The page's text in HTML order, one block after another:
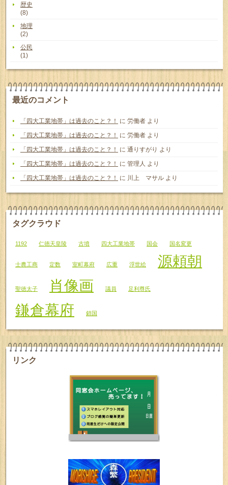
歴史
(8)
地理
(2)
公民
(1)
最近のコメント
「四大工業地帯」は過去のこと？！ に 労働者 より
「四大工業地帯」は過去のこと？！
に 労働者 より
「四大工業地帯」は過去のこと？！
に 通りすがり より
「四大工業地帯」は過去のこと？！
に 管理人 より
「四大工業地帯」は過去のこと？！
に 川上 マサル より
タグクラウド
1192 仁徳天皇陵 古墳 四大工業地帯 国会 国名変更
士農工商 定数 室町幕府 広重 浮世絵 源頼朝
聖徳太子 肖像画 議員 足利尊氏
鎌倉幕府 鎖国
リンク